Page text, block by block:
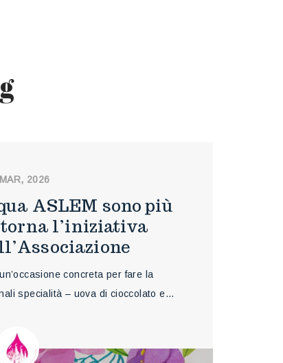
2026
ASLEM sono più
torna l’iniziativa
concreta per fare la
specialità – uova di cioccolato e…